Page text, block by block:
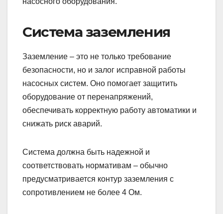
Система заземления
Заземление – это не только требование
безопасности, но и залог исправной работы
насосных систем. Оно помогает защитить
оборудование от перенапряжений,
обеспечивать корректную работу автоматики и
снижать риск аварий.
Система должна быть надежной и
соответствовать нормативам – обычно
предусматривается контур заземления с
сопротивлением не более 4 Ом.